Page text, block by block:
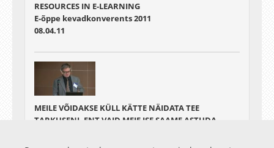
RESOURCES IN E-LEARNING
E-õppe kevadkonverents 2011
08.04.11
MEILE VÕIDAKSE KÜLL KÄTTE NÄIDATA TEE
TARKUSENI, ENT VAID MEIE ISE SAAME ASTUDA
E-õppe kevadkonverents 2011